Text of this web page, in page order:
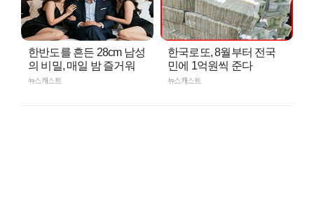
한반도를 흔든 28cm 남성
의 비밀, 매일 밤 즐거워
뉴스캐스트
한국로또, 8월부터 전국
민에 1억원씩 준다
뉴스캐스트